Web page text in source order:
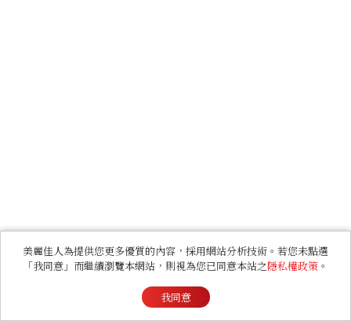
美麗佳人為提供您更多優質的內容，採用網站分析技術。若您未點選
「我同意」而繼續瀏覽本網站，則視為您已同意本站之隱私權政策 。
我同意